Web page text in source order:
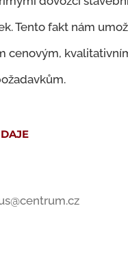
Tento fakt nám
cenovým,